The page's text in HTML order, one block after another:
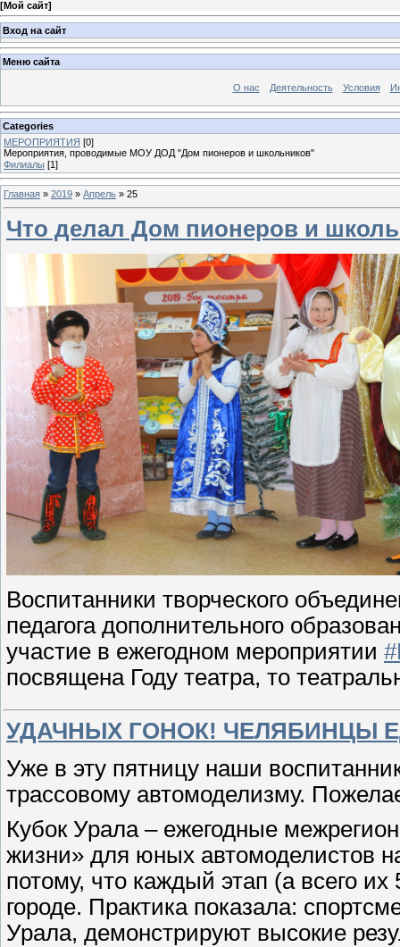
[Мой сайт]
Вход на сайт
Меню сайта
О нас Деятельность Условия
Categories
МЕРОПРИЯТИЯ [0]
Мероприятия, проводимые МОУ ДОД "Дом пионеров и школьников"
Филиалы [1]
Главная » 2019 » Апрель » 25
Что делал Дом пионеров и
Воспитанники творческого
педагога дополнительного
участие в ежегодном мероприятии
посвящена Году театра, то
УДАЧНЫХ ГОНОК! ЧЕЛЯБИНЦЫ
Уже в эту пятницу наши
трассовому автомоделизму.
Кубок Урала – ежегодные
жизни» для юных автомоделистов
потому, что каждый этап (а всего
городе. Практика показала:
Урала, демонстрируют высокие